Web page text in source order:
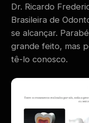
Dr. Ricardo
Brasileira de
se alcançar.
grande feito, mas
tê-lo conosco.